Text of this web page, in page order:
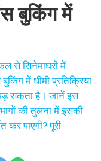
बुकिंग में
से सिनेमाघरों में
में धीमी प्रतिक्रिया
सकता है। जानें इस
की तुलना में इसकी
कर पाएगी? पूरी